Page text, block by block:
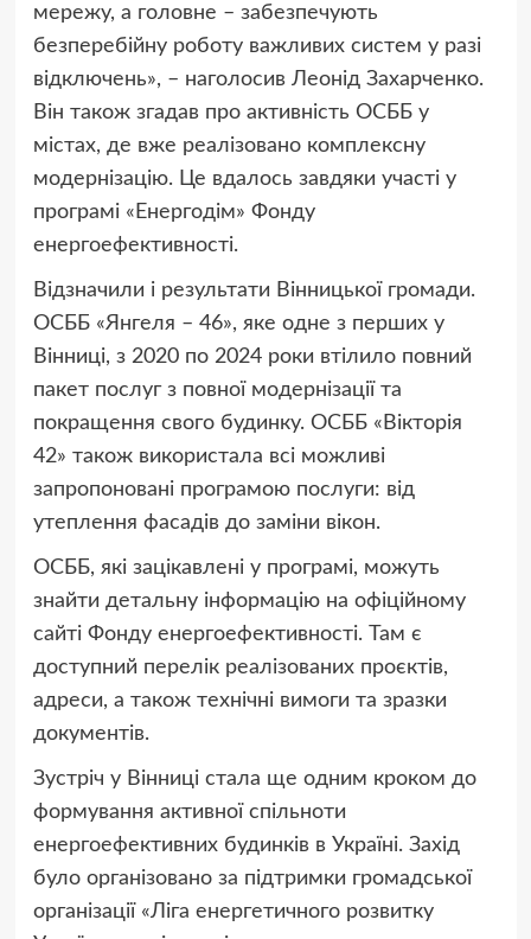
мережу, а головне – забезпечують
безперебійну роботу важливих систем у разі
відключень», – наголосив Леонід Захарченко.
Він також згадав про активність ОСББ у
містах, де вже реалізовано комплексну
модернізацію. Це вдалось завдяки участі у
програмі «Енергодім» Фонду
енергоефективності.
Відзначили і результати Вінницької громади.
ОСББ «Янгеля – 46», яке одне з перших у
Вінниці, з 2020 по 2024 роки втілило повний
пакет послуг з повної модернізації та
покращення свого будинку. ОСББ «Вікторія
42» також використала всі можливі
запропоновані програмою послуги: від
утеплення фасадів до заміни вікон.
ОСББ, які зацікавлені у програмі, можуть
знайти детальну інформацію на офіційному
сайті Фонду енергоефективності. Там є
доступний перелік реалізованих проєктів,
адреси, а також технічні вимоги та зразки
документів.
Зустріч у Вінниці стала ще одним кроком до
формування активної спільноти
енергоефективних будинків в Україні. Захід
було організовано за підтримки громадської
організації «Ліга енергетичного розвитку